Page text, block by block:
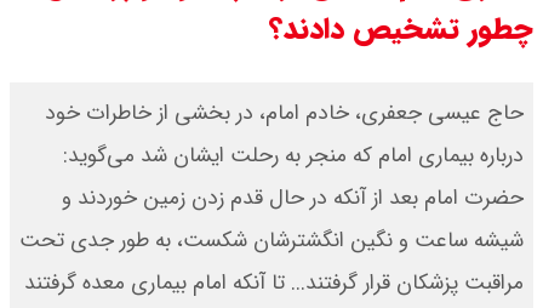
۱۴۰۵ اعلام شد/ طلا بر مدار صعود
قیمت نفت امروز جمعه ۱۶ مرداد ۱۴۰۵
/ نفت صعودی شد + جدول
چطور تشخیص دادند؟
حاج عیسی جعفری، خادم امام، در بخشی از خاطرات خود
درباره بیماری امام که منجر به رحلت ایشان شد می‌گوید:
حضرت امام بعد از آنکه در حال قدم زدن زمین خوردند و
شیشه ساعت و نگین انگشترشان شکست، به طور جدی تحت
مراقبت پزشکان قرار گرفتند... تا آنکه امام بیماری معده گرفتند